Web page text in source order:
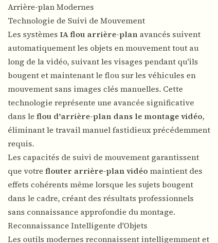
Arrière-plan Modernes
Technologie de Suivi de Mouvement
Les systèmes IA flou arrière-plan avancés suivent
automatiquement les objets en mouvement tout au
long de la vidéo, suivant les visages pendant qu'ils
bougent et maintenant le flou sur les véhicules en
mouvement sans images clés manuelles. Cette
technologie représente une avancée significative
dans le flou d'arrière-plan dans le montage vidéo,
éliminant le travail manuel fastidieux précédemment
requis.
Les capacités de suivi de mouvement garantissent
que votre flouter arrière-plan vidéo maintient des
effets cohérents même lorsque les sujets bougent
dans le cadre, créant des résultats professionnels
sans connaissance approfondie du montage.
Reconnaissance Intelligente d'Objets
Les outils modernes reconnaissent intelligemment et